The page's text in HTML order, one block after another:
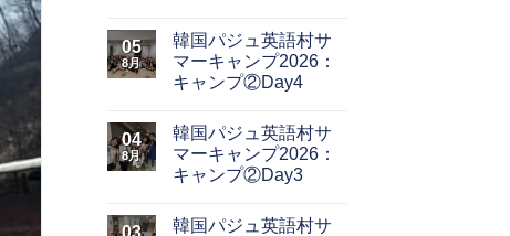
05
8月
韓国パジュ英語村サ
マーキャンプ2026：
キャンプ②Day4
04
8月
韓国パジュ英語村サ
マーキャンプ2026：
キャンプ②Day3
03
韓国パジュ英語村サ